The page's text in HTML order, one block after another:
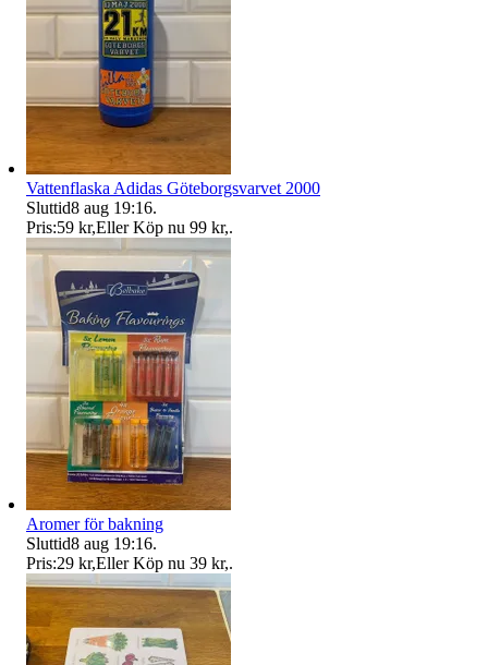
Vattenflaska Adidas Göteborgsvarvet 2000
Sluttid8 aug 19:16.
Pris:59 kr,Eller Köp nu 99 kr,.
Aromer för bakning
Sluttid8 aug 19:16.
Pris:29 kr,Eller Köp nu 39 kr,.